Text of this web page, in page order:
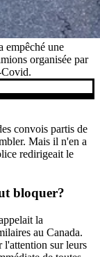
empêché une
organisée par
Covid.
convois partis de
Mais il n'en a
redirigeait le
bloquer?
la
au Canada.
l'attention sur leurs